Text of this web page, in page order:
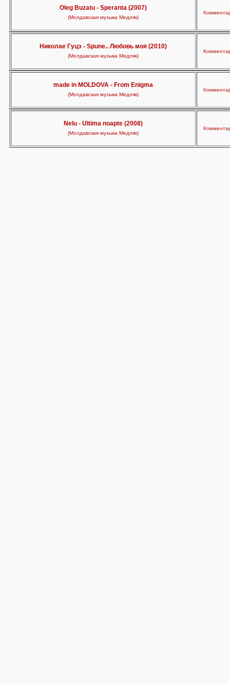
Oleg Buzatu - Speranta (2007)
(Молдавская музыка Медляк)
Николае Гуцэ - Spune.. Любовь моя (2010)
(Молдавская музыка Медляк)
made in MOLDOVA - From Enigma
(Молдавская музыка Медляк)
Nelu - Ultima noapte (2008)
(Молдавская музыка Медляк)